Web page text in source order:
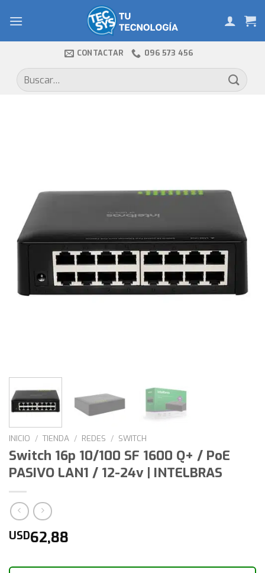
CONTACTAR 096 573 456
Buscar
por:
INICIO / TIENDA / REDES / SWITCH
Switch 16p 10/100 SF 1600 Q+ / PoE
PASIVO LAN1 / 12-24v | INTELBRAS
USD62,88